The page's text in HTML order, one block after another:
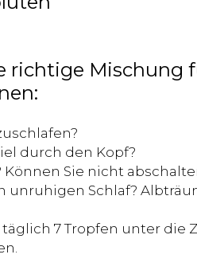
richtige Mischung
durch den Kopf?
Sie nicht
unruhigen Schlaf?
täglich 7 Tropfen unter die